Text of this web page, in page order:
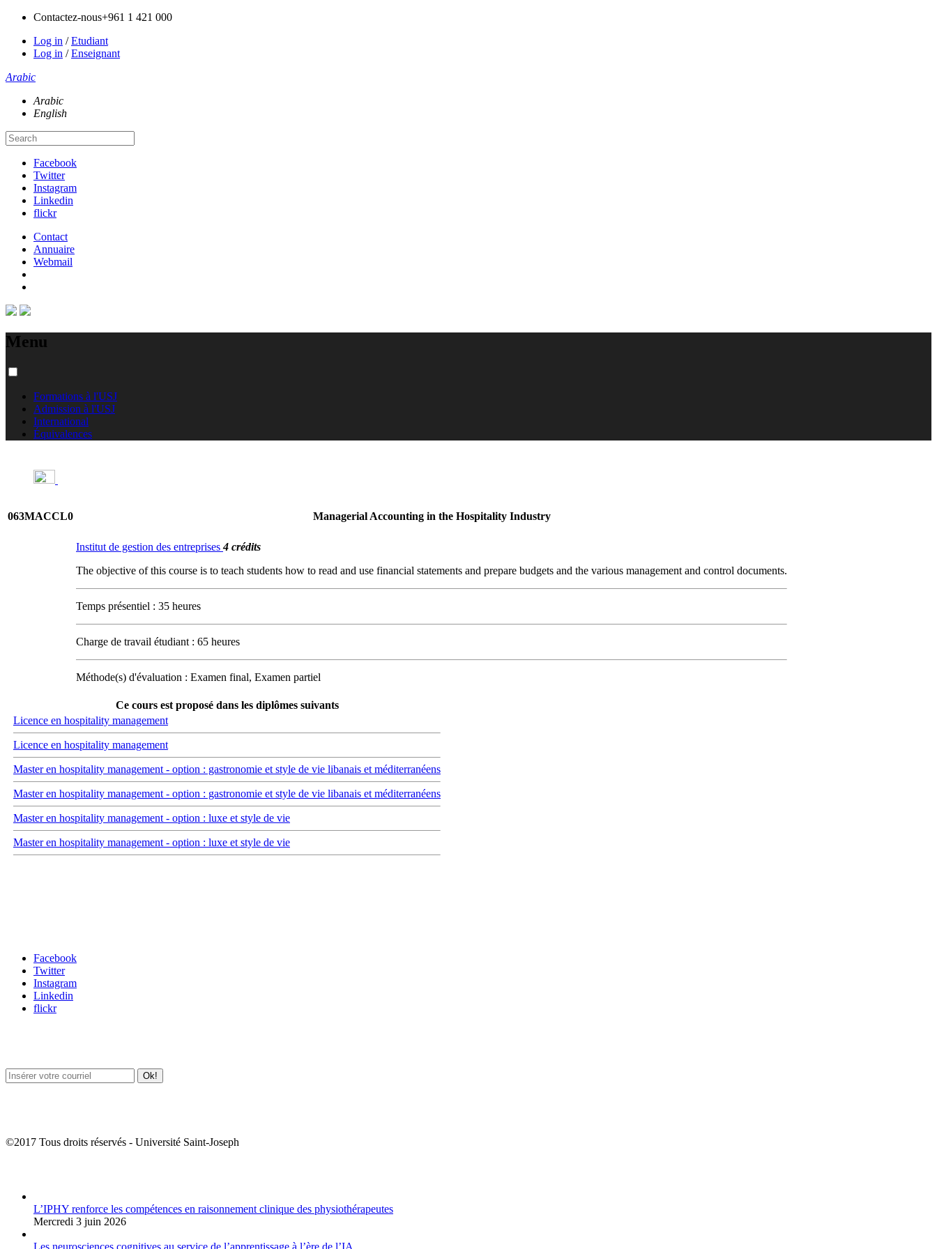
Contactez-nous+961 1 421 000
Log in /Etudiant
Log in /Enseignant
Arabic
Arabic
English
Facebook
Twitter
Instagram
Linkedin
flickr
Contact
Annuaire
Webmail
Menu
Formations à l'USJ
Admission à l'USJ
International
Équivalences
063MACCL0 Managerial Accounting in the Hospitality Industry
Institut de gestion des entreprises4 crédits
The objective of this course is to teach students how to read and use financial statements and prepare budgets and the various management and control documents.
Temps présentiel : 35 heures
Charge de travail étudiant : 65 heures
Méthode(s) d'évaluation : Examen final, Examen partiel
Ce cours est proposé dans les diplômes suivants
Licence en hospitality management
Licence en hospitality management
Master en hospitality management - option : gastronomie et style de vie libanais et méditerranéens
Master en hospitality management - option : gastronomie et style de vie libanais et méditerranéens
Master en hospitality management - option : luxe et style de vie
Master en hospitality management - option : luxe et style de vie
Facebook
Twitter
Instagram
Linkedin
flickr
©2017 Tous droits réservés - Université Saint-Joseph
L’IPHY renforce les compétences en raisonnement clinique des physiothérapeutes
Mercredi 3 juin 2026